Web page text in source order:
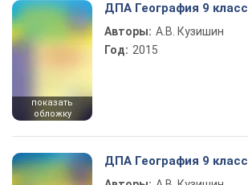
показать
обложку
ДПА География 9 класс
Авторы: А.В. Кузишин
Год: 2015
ДПА География 9 класс